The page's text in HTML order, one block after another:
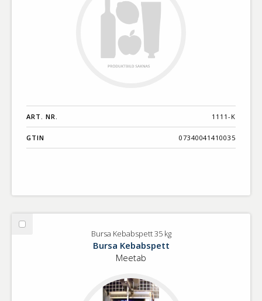
ART. NR. 1111-K
GTIN 07340041410035
Välj
Bursa Kebabspett 35 kg
Bursa Kebabspett
Meetab